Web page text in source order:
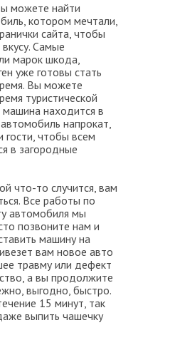
можете найти
котором мечтали,
сайта, чтобы
Самые
марок шкода,
уже готовы стать
Вы можете
туристической
находится в
напрокат,
гости, чтобы всем
в загородные
что-то случится, вам
Все работы по
автомобиля мы
позвоните нам и
машину на
вам новое авто
травму или дефект
а вы продолжите
выгодно, быстро.
15 минут, так
выпить чашечку